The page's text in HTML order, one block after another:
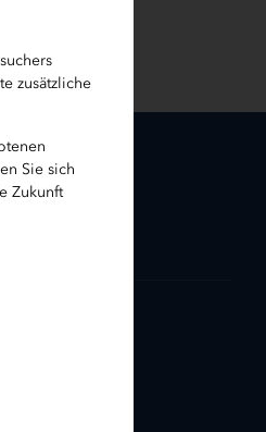
zusätzliche
Sie sich
Zukunft